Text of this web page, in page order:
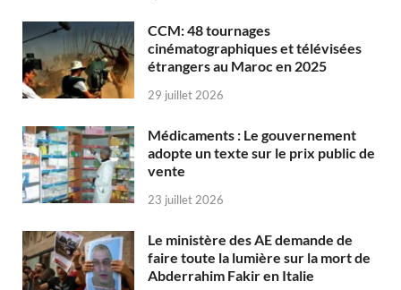
CCM: 48 tournages
cinématographiques et télévisées
étrangers au Maroc en 2025
29 juillet 2026
Médicaments : Le gouvernement
adopte un texte sur le prix public de
vente
23 juillet 2026
Le ministère des AE demande de
faire toute la lumière sur la mort de
Abderrahim Fakir en Italie